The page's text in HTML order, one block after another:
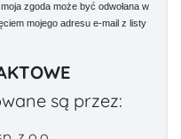
zgoda może być odwołana w
mojego adresu e-mail z listy
są przez: